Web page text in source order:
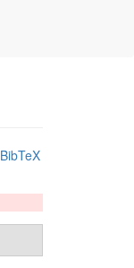
BibTeX